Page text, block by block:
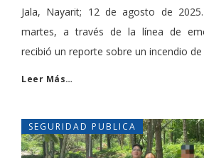
Jala, Nayarit; 12 de agosto de
martes, a través de la línea de
recibió un reporte sobre un incendio
Leer Más…
SEGURIDAD PUBLICA